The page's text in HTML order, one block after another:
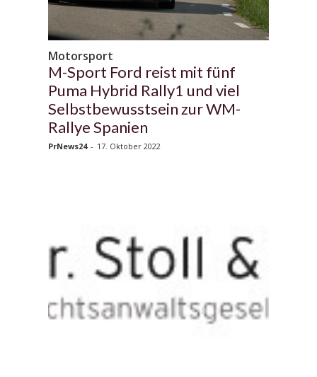
Motorsport
M-Sport Ford reist mit fünf
Puma Hybrid Rally1 und viel
Selbstbewusstsein zur WM-
Rallye Spanien
PrNews24 - 17. Oktober 2022